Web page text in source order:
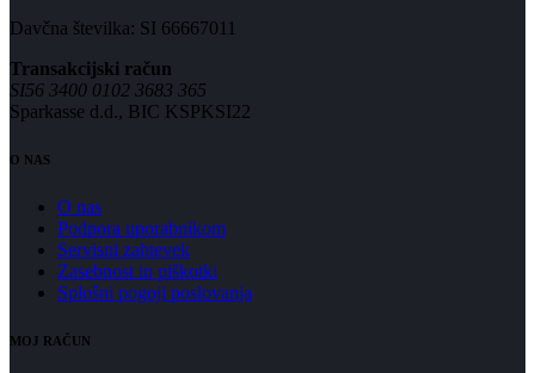
Davčna številka: SI 66667011
Transakcijski račun
SI56 3400 0102 3683 365
Sparkasse d.d., BIC KSPKSI22
O NAS
O nas
Podpora uporabnikom
Servisni zahtevek
Zasebnost in piškotki
Splošni pogoji poslovanja
MOJ RAČUN